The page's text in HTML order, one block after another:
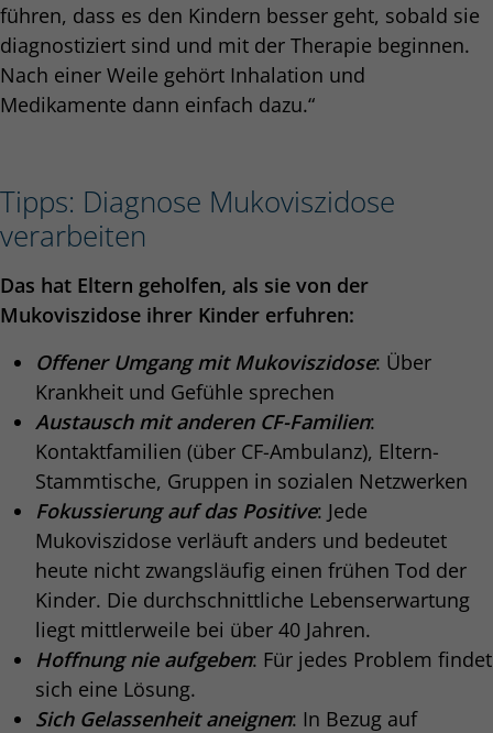
führen, dass es den Kindern besser geht, sobald sie
diagnostiziert sind und mit der Therapie beginnen.
Nach einer Weile gehört Inhalation und
Medikamente dann einfach dazu.“
Tipps: Diagnose Mukoviszidose
verarbeiten
Das hat Eltern geholfen, als sie von der
Mukoviszidose ihrer Kinder erfuhren:
Offener Umgang mit Mukoviszidose: Über
Krankheit und Gefühle sprechen
Austausch mit anderen CF-Familien:
Kontaktfamilien (über CF-Ambulanz), Eltern-
Stammtische, Gruppen in sozialen Netzwerken
Fokussierung auf das Positive: Jede
Mukoviszidose verläuft anders und bedeutet
heute nicht zwangsläufig einen frühen Tod der
Kinder. Die durchschnittliche Lebenserwartung
liegt mittlerweile bei über 40 Jahren.
Hoffnung nie aufgeben: Für jedes Problem findet
sich eine Lösung.
Sich Gelassenheit aneignen: In Bezug auf